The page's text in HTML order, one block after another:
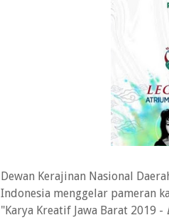
Dewan Kerajinan Nasional
Indonesia menggelar pameran
"Karya Kreatif Jawa Barat 2019 -